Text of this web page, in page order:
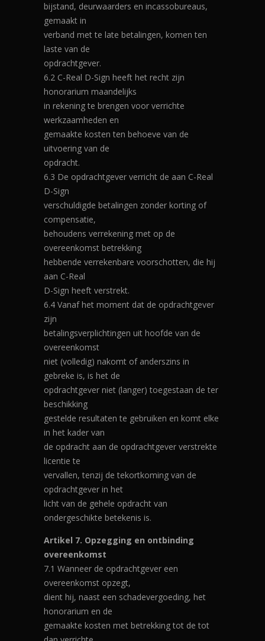
bijstand, deurwaarders en incassobureaus,
gemaakt in
verband met te late betalingen, komen ten
laste van de
opdrachtgever.
6.2 C-Real D-Sign heeft het recht zijn
honorarium maandelijks
in rekening te brengen voor verrichte
werkzaamheden en
gemaakte kosten ten behoeve van de
uitvoering van de
opdracht.
6.3 De opdrachtgever verricht de aan C-Real
D-Sign
verschuldigde betalingen zonder korting of
compensatie,
behoudens verrekening met op de
overeenkomst betrekking
hebbende verrekenbare voorschotten, die hij
aan C-Real
D-Sign heeft verstrekt.
6.4 Vanaf het moment dat de opdrachtgever
zijn
betalingsverplichtingen uit hoofde van de
overeenkomst
niet (volledig) nakomt of anderszins in
gebreke is, is het de
opdrachtgever niet (langer) toegestaan de ter
beschikking
gestelde resultaten te gebruiken en komt elke
in het kader van
de opdracht aan de opdrachtgever verstrekte
licentie te
vervallen, tenzij de tekortkoming van de
opdrachtgever in het
licht van de gehele opdracht van
ondergeschikte betekenis is.
Artikel 7. Opzegging en ontbinding
overeenkomst
7.1 Wanneer de opdrachtgever een
overeenkomst opzegt,
dient hij, naast een schadevergoeding, het
honorarium en de
gemaakte kosten met betrekking tot de tot